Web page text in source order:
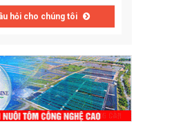
hỏi cho chúng tôi